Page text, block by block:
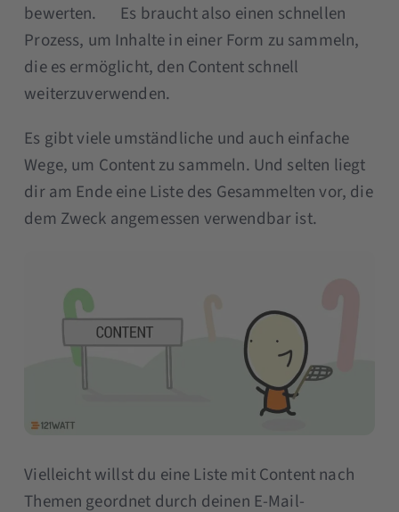
bewerten. Es braucht also einen schnellen
Prozess, um Inhalte in einer Form zu sammeln,
die es ermöglicht, den Content schnell
weiterzuverwenden.
Es gibt viele umständliche und auch einfache
Wege, um Content zu sammeln. Und selten liegt
dir am Ende eine Liste des Gesammelten vor, die
dem Zweck angemessen verwendbar ist.
Vielleicht willst du eine Liste mit Content nach
Themen geordnet durch deinen E-Mail-